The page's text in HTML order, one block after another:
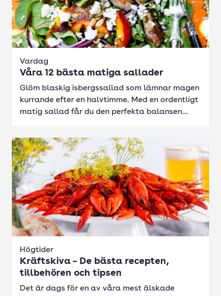
Vardag
Våra 12 bästa matiga sallader
Glöm blaskig isbergssallad som lämnar magen
kurrande efter en halvtimme. Med en ordentligt
matig sallad får du den perfekta balansen...
Högtider
Kräftskiva – De bästa recepten,
tillbehören och tipsen
Det är dags för en av våra mest älskade